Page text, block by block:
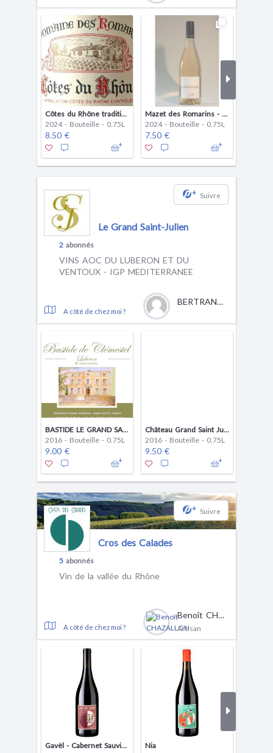
Côtes du Rhône traditionnel
2024 - Bouteille - 0.75L
8.50 €
Mazet des Romarins - blanc
2024 - Bouteille - 0.75L
7.50 €
+ Suivre
Le Grand Saint-Julien
2 abonnés
VINS AOC DU LUBERON ET DU
VENTOUX - IGP MEDITERRANEE
A côté de chez moi ?
BERTRAND REYNAUD
BASTIDE LE GRAND SAINT JULIEN
2016 - Bouteille - 0.75L
9.00 €
Château Grand Saint Julien
2016 - Bouteille - 0.75L
9.50 €
+ Suivre
Cros des Calades
5 abonnés
Vin de la vallée du Rhône
A côté de chez moi ?
Benoît CHAZALLON
Artisan
Gavèl - Cabernet Sauvignon
Nia